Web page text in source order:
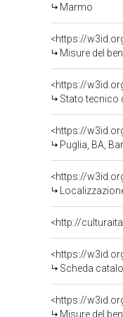
Marmo
<https://
Misure del
<https://
Stato tecnico
<https://
Puglia, BA,
<https://
<http://
<https://
Scheda
<https://
Misure del